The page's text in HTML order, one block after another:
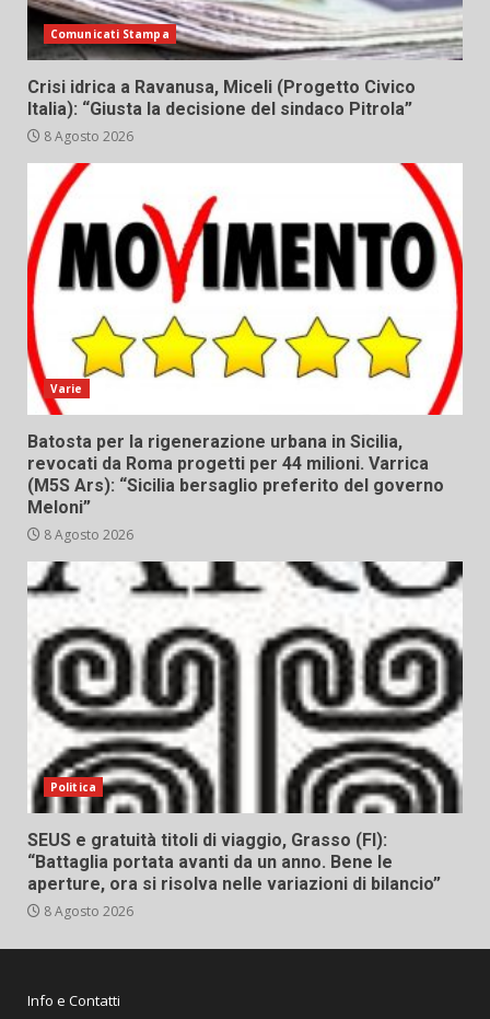
Comunicati Stampa
Crisi idrica a Ravanusa, Miceli (Progetto Civico
Italia): “Giusta la decisione del sindaco Pitrola”
8 Agosto 2026
Varie
Batosta per la rigenerazione urbana in Sicilia,
revocati da Roma progetti per 44 milioni. Varrica
(M5S Ars): “Sicilia bersaglio preferito del governo
Meloni”
8 Agosto 2026
Politica
SEUS e gratuità titoli di viaggio, Grasso (FI):
“Battaglia portata avanti da un anno. Bene le
aperture, ora si risolva nelle variazioni di bilancio”
8 Agosto 2026
Info e Contatti